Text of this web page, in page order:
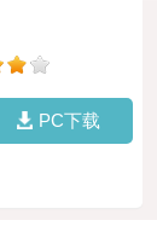
PC下载